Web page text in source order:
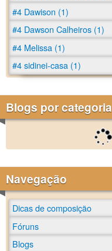
#4 Dawison (1)
#4 Dawson Calheiros (1)
#4 Melissa (1)
#4 sidinei-casa (1)
Blogs por categoria
Navegação
Dicas de composição
Fóruns
Blogs